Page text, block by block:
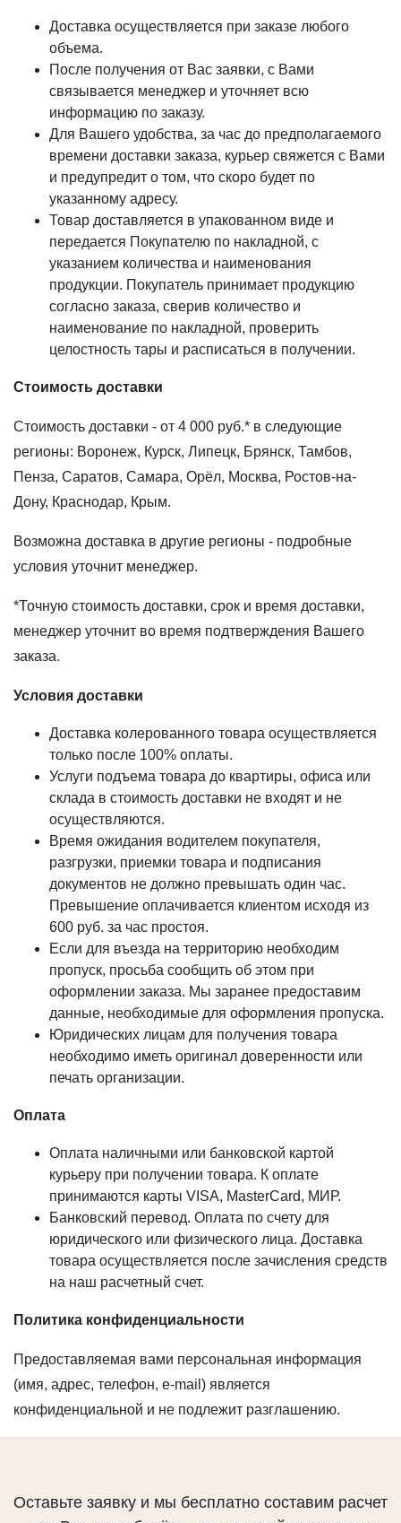
Заборы из дерева
Подшива из дерева
Бани и сауны
Лестницы и ступени
Полы из дерева
Внутренняя отделка
Беседки
Навесы для авто
Ограждения
Перголы
Декоративные балки
Садовая мебель
ОКРАШЕНОЕ ДЕРЕВО
Доставка осуществляется при заказе любого
объема.
После получения от Вас заявки, с Вами
связывается менеджер и уточняет всю
информацию по заказу.
Для Вашего удобства, за час до предполагаемого
времени доставки заказа, курьер свяжется с Вами
и предупредит о том, что скоро будет по
указанному адресу.
Товар доставляется в упакованном виде и
передается Покупателю по накладной, с
указанием количества и наименования
продукции. Покупатель принимает продукцию
согласно заказа, сверив количество и
наименование по накладной, проверить
целостность тары и расписаться в получении.
Стоимость доставки
Стоимость доставки - от 4 000 руб.* в следующие
регионы: Воронеж, Курск, Липецк, Брянск, Тамбов,
Пенза, Саратов, Самара, Орёл, Москва, Ростов-на-
Дону, Краснодар, Крым.
Возможна доставка в другие регионы - подробные
условия уточнит менеджер.
*Точную стоимость доставки, срок и время доставки,
менеджер уточнит во время подтверждения Вашего
заказа.
Условия доставки
Доставка колерованного товара осуществляется
только после 100% оплаты.
Услуги подъема товара до квартиры, офиса или
склада в стоимость доставки не входят и не
осуществляются.
Время ожидания водителем покупателя,
разгрузки, приемки товара и подписания
документов не должно превышать один час.
Превышение оплачивается клиентом исходя из
600 руб. за час простоя.
Если для въезда на территорию необходим
пропуск, просьба сообщить об этом при
оформлении заказа. Мы заранее предоставим
данные, необходимые для оформления пропуска.
Юридических лицам для получения товара
необходимо иметь оригинал доверенности или
печать организации.
Оплата
Оплата наличными или банковской картой
курьеру при получении товара. К оплате
принимаются карты VISA, MasterCard, МИР.
Банковский перевод. Оплата по счету для
юридического или физического лица. Доставка
товара осуществляется после зачисления средств
на наш расчетный счет.
Политика конфиденциальности
Предоставляемая вами персональная информация
(имя, адрес, телефон, e-mail) является
конфиденциальной и не подлежит разглашению.
Оставьте заявку и мы бесплатно составим расчет